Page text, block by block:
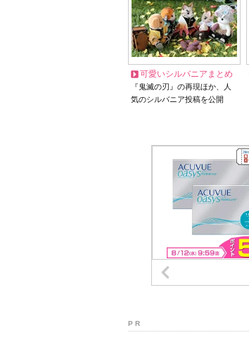
可愛いシルバニアまとめ
『鬼滅の刃』の再現ほか、人
気のシルバニア投稿を公開
P R